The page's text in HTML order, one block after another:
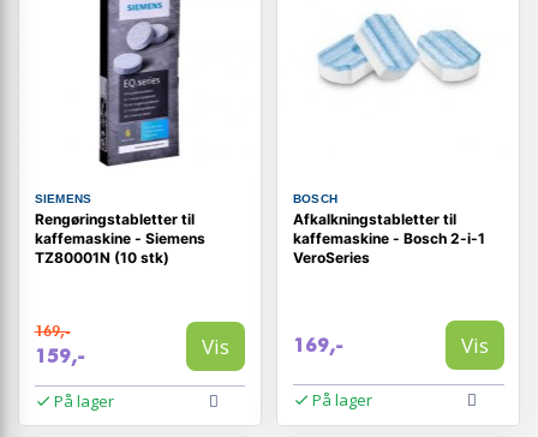
SIEMENS
Rengøringstabletter til
kaffemaskine - Siemens
TZ80001N (10 stk)
169,-
159,- Vis
På lager
BOSCH
Afkalkningstabletter til
kaffemaskine - Bosch 2-i-1
VeroSeries
169,- Vis
På lager